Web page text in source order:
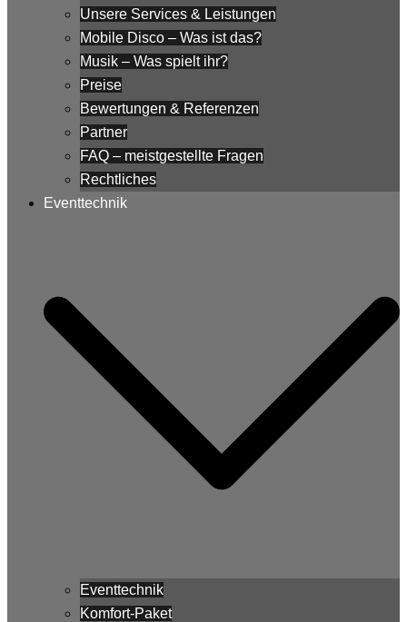
Unsere Services & Leistungen
Mobile Disco – Was ist das?
Musik – Was spielt ihr?
Preise
Bewertungen & Referenzen
Partner
FAQ – meistgestellte Fragen
Rechtliches
Eventtechnik
Eventtechnik
Komfort-Paket